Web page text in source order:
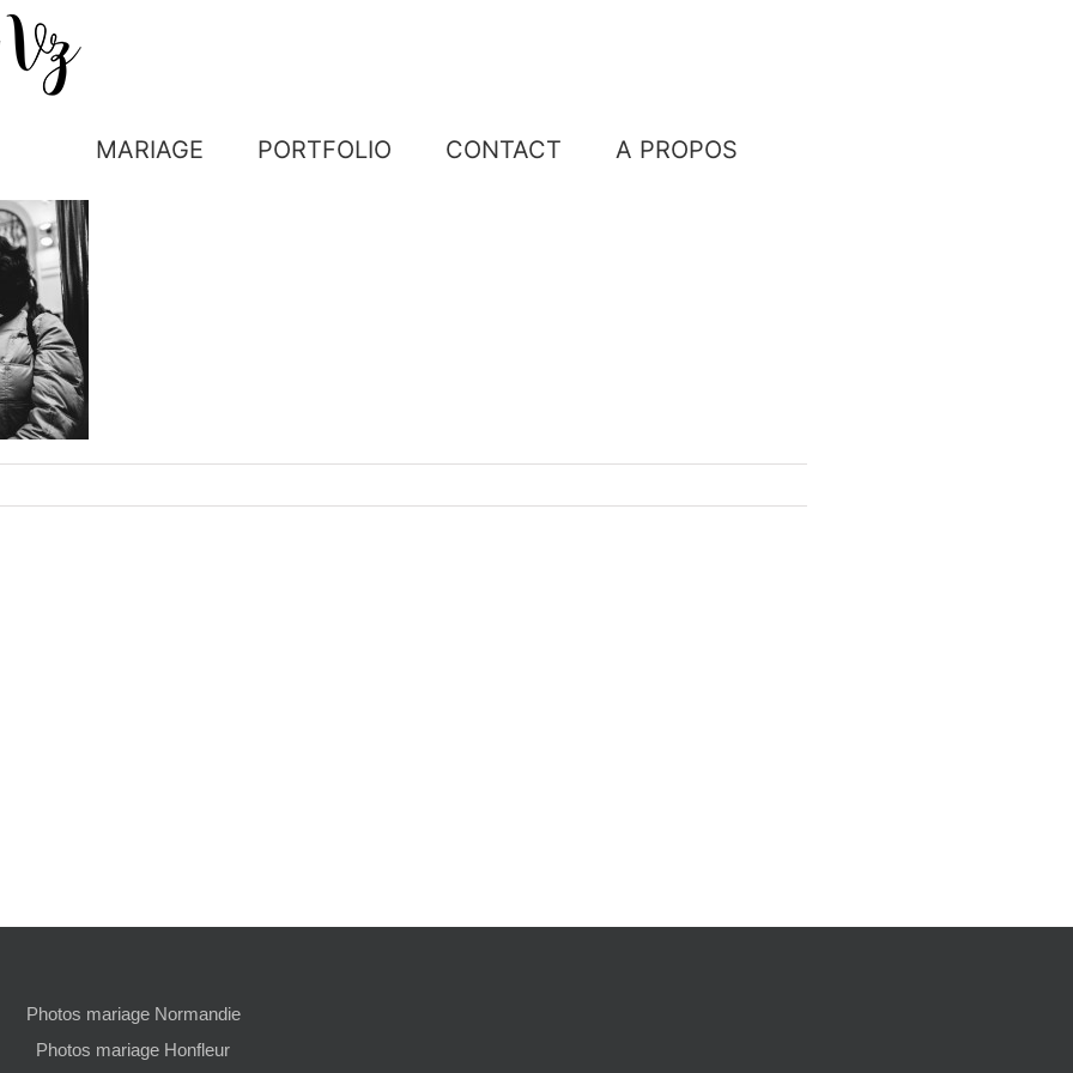
MARIAGE PORTFOLIO CONTACT A PROPOS
Photos mariage Normandie
Photos mariage Honfleur